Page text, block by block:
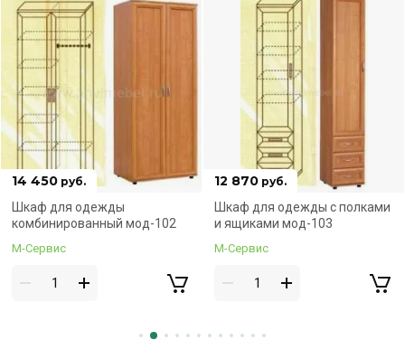
Соберём сразу!
12 870 руб.
Шкаф для одежды с полками
и ящиками мод-103
М-Сервис
Соберём сразу!
21 300 руб.
Шкаф 3-х створчатый с
зеркалом мод-105
М-Сервис